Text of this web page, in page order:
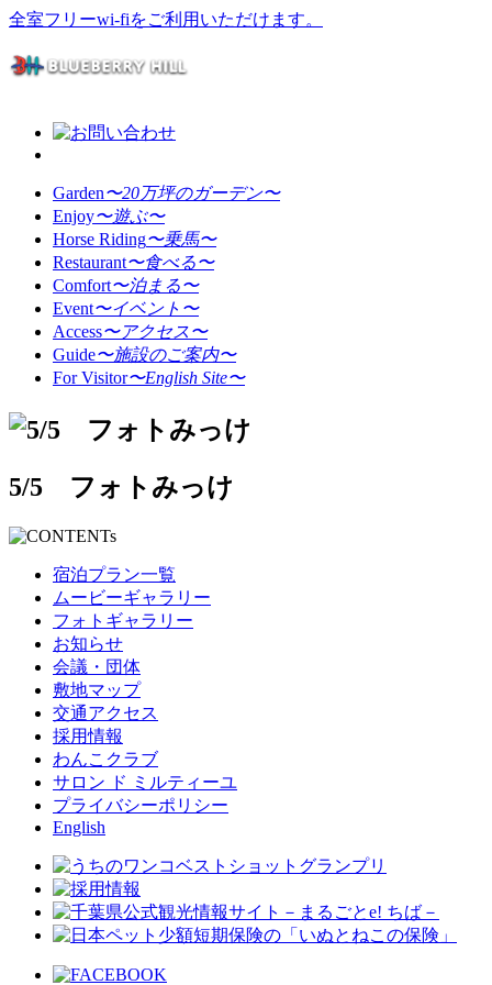
全室フリーwi-fiをご利用いただけます。
Garden〜20万坪のガーデン〜
Enjoy〜遊ぶ〜
Horse Riding〜乗馬〜
Restaurant〜食べる〜
Comfort〜泊まる〜
Event〜イベント〜
Access〜アクセス〜
Guide〜施設のご案内〜
For Visitor〜English Site〜
5/5 フォトみっけ
宿泊プラン一覧
ムービーギャラリー
フォトギャラリー
お知らせ
会議・団体
敷地マップ
交通アクセス
採用情報
わんこクラブ
サロン ド ミルティーユ
プライバシーポリシー
English